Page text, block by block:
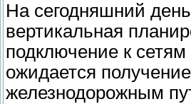
На сегодняшний
вертикальная
подключение к
ожидается
железнодорожным